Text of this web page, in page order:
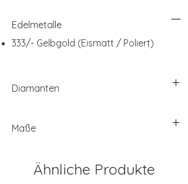
Edelmetalle
333/- Gelbgold (Eismatt / Poliert)
Diamanten
Maße
Ähnliche Produkte